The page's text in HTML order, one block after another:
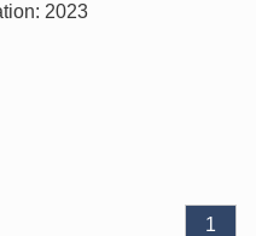
2023
1